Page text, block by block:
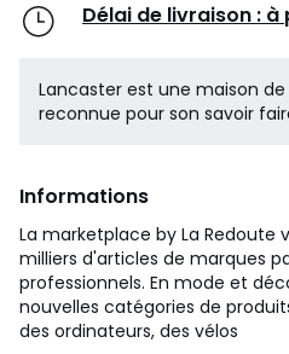
Délai de livraison : à
Lancaster est une maison
reconnue pour son savoir
Informations
La marketplace by La Redoute
milliers d'articles de marques
professionnels. En mode et
nouvelles catégories de
des ordinateurs, des vélos